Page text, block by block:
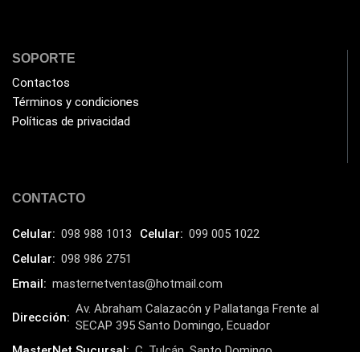
SOPORTE
Contactos
Términos y condiciones
Políticas de privacidad
CONTACTO
Celular: 098 988 1013 Celular: 099 005 1022
Celular: 098 986 2751
Email: masternetventas@hotmail.com
Dirección:
Av. Abraham Calazacón y Pallatanga Frente al
SECAP 395 Santo Domingo, Ecuador